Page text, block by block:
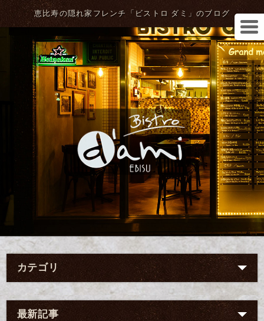
恵比寿の隠れ家フレンチ「ビストロ ダミ」のブログ
カテゴリ
最新記事